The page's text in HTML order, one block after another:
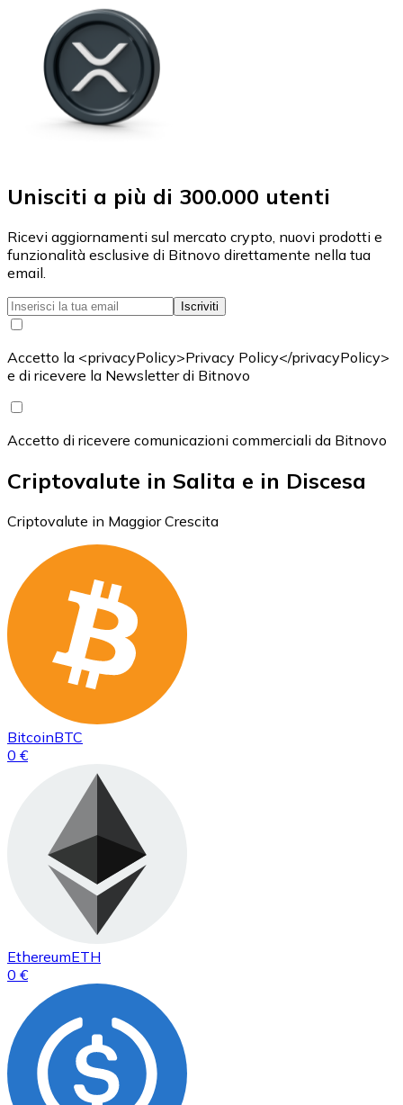
Unisciti a più di 300.000 utenti
Ricevi aggiornamenti sul mercato crypto, nuovi prodotti e
funzionalità esclusive di Bitnovo direttamente nella tua
email.
Iscriviti
Accetto la <privacyPolicy>Privacy Policy</privacyPolicy>
e di ricevere la Newsletter di Bitnovo
Accetto di ricevere comunicazioni commerciali da Bitnovo
Criptovalute in Salita e in Discesa
Criptovalute in Maggior Crescita
BitcoinBTC
0 €
EthereumETH
0 €